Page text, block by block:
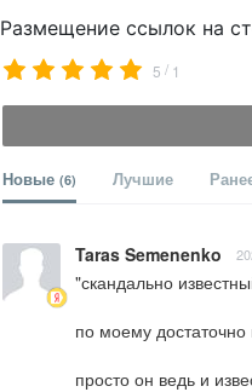
Размещение ссылок на
5 / 1
Новые (6) Лучшие
Taras Semenenko
"скандально
по моему достаточно
просто он ведь и